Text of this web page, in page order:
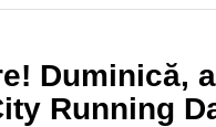
Duminică,
Running